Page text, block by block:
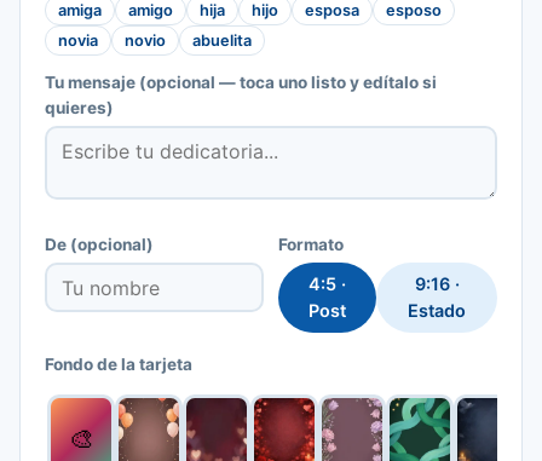
amiga
amigo hija hijo esposa
esposo
novia
novio abuelita
Tu mensaje (opcional — toca uno listo y edítalo si
quieres)
De (opcional) Formato
4:5 ·
Post
9:16 ·
Estado
Fondo de la tarjeta
🎨